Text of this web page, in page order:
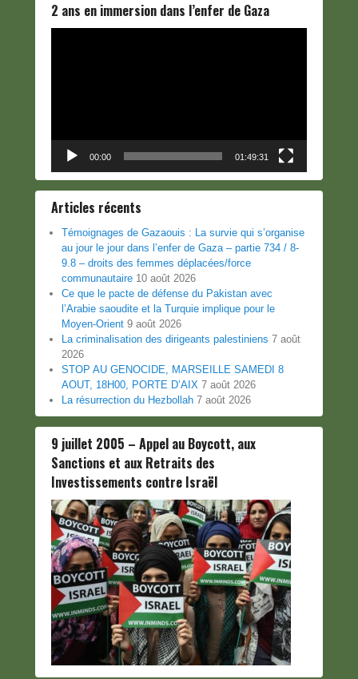
2 ans en immersion dans l’enfer de Gaza
00:00 01:49:31
Articles récents
Témoignages de Gazaouis : La survie qui s’organise
au jour le jour dans l’enfer de Gaza – partie 734 / 8-
9.8 – droits des femmes déplacées/force
communautaire 10 août 2026
Ce que le pacte de défense du Pakistan avec
l’Arabie saoudite et la Turquie implique pour le
Moyen-Orient 9 août 2026
La criminalisation des dirigeants palestiniens 7 août
2026
STOP AU GENOCIDE, MARSEILLE SAMEDI 8
AOUT, 18H00, PORTE D’AIX 7 août 2026
La résurrection du Hezbollah 7 août 2026
9 juillet 2005 – Appel au Boycott, aux
Sanctions et aux Retraits des
Investissements contre Israël